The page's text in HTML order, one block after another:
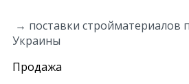
→ поставки стройматериалов
Украины
Продажа